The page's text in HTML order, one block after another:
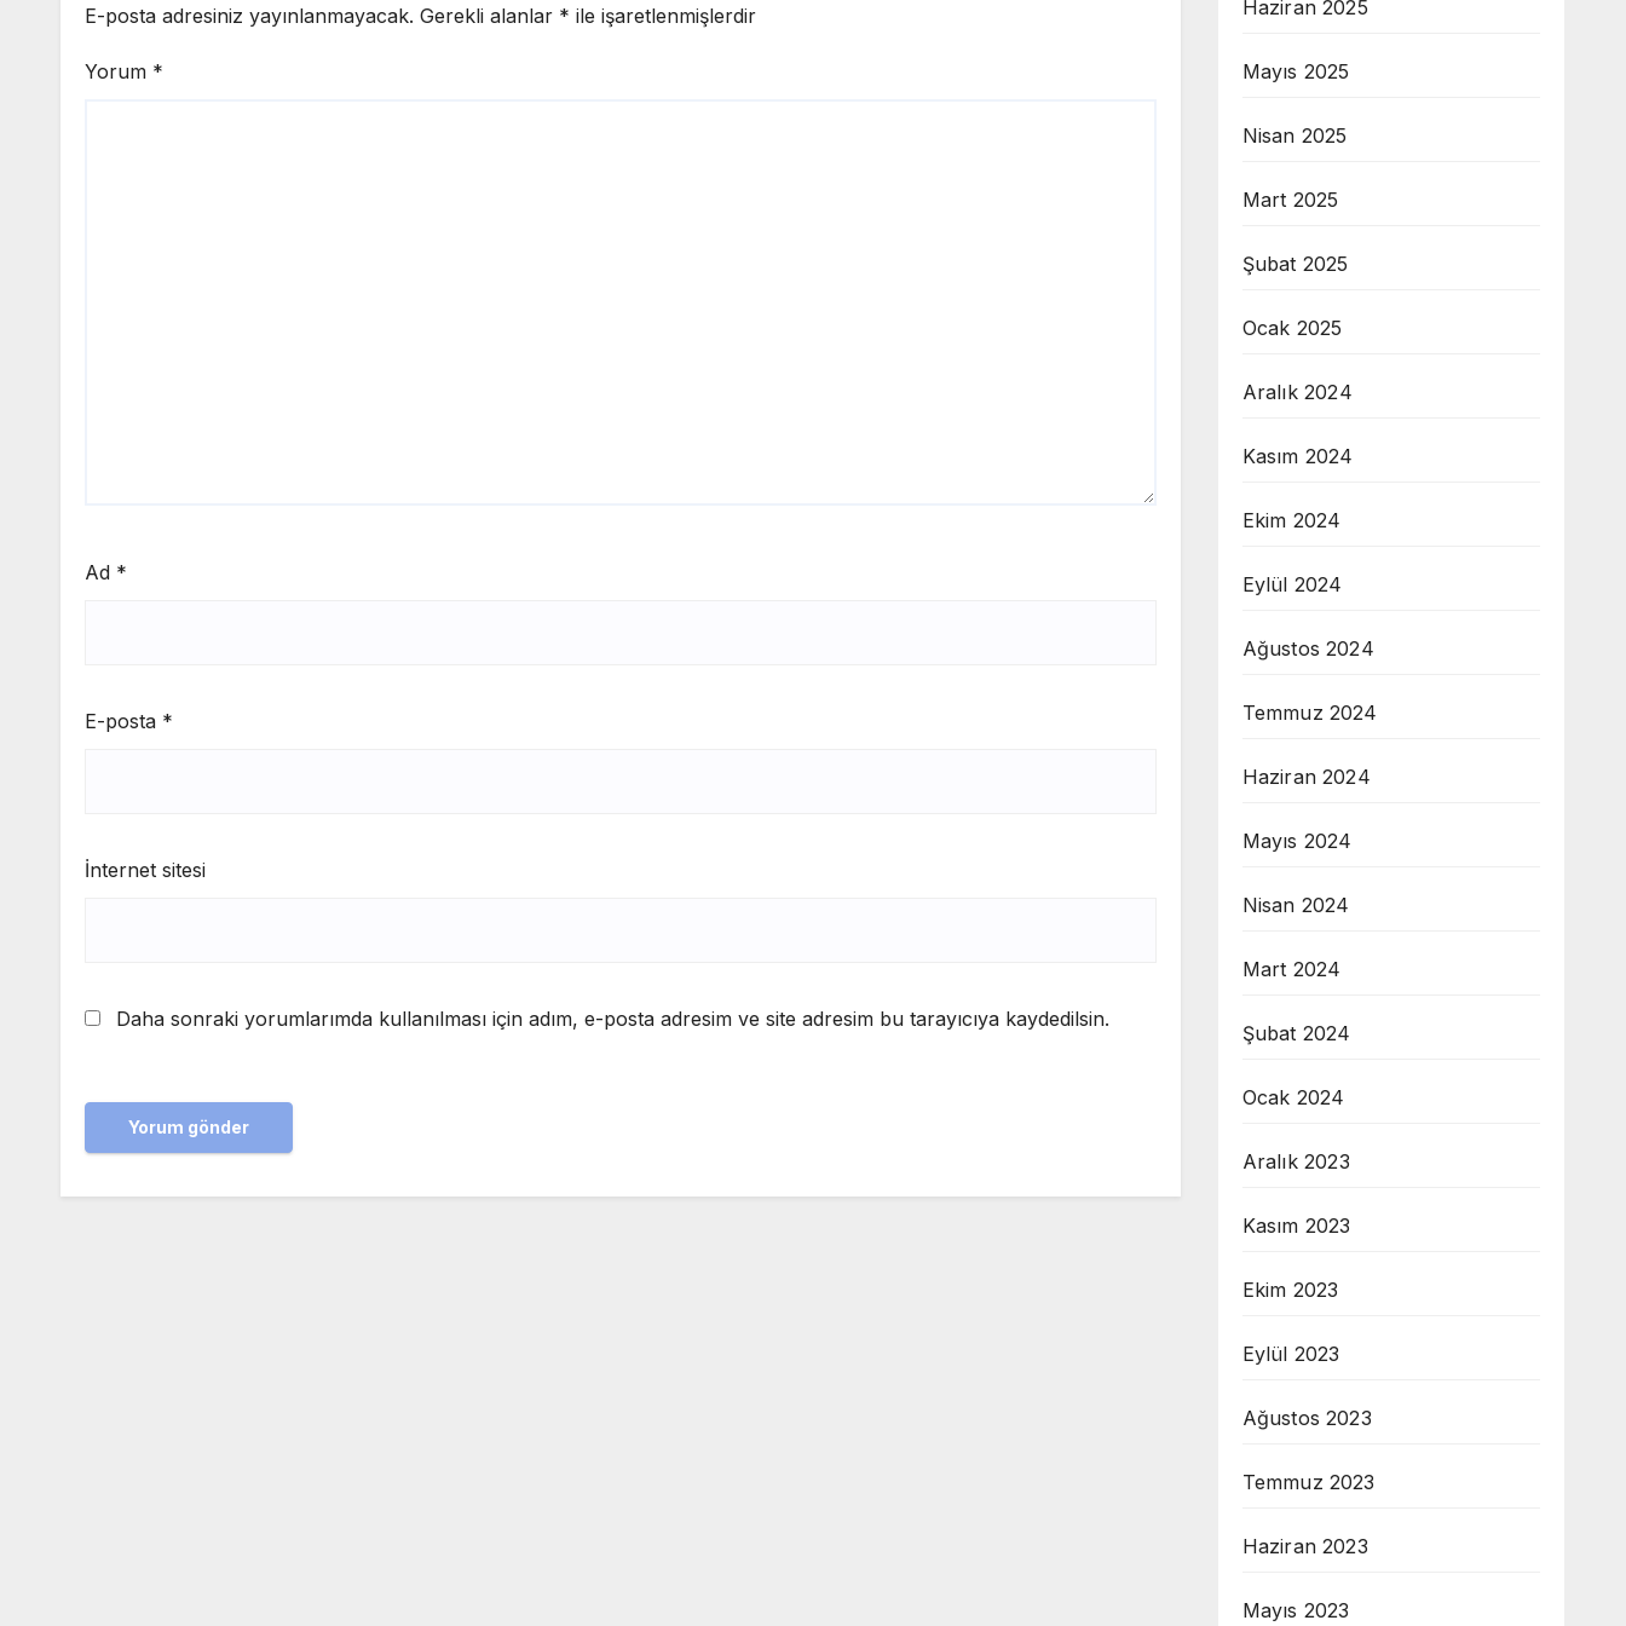
E-posta adresiniz yayınlanmayacak. Gerekli alanlar * ile işaretlenmişlerdir
Yorum *
Ad *
E-posta *
İnternet sitesi
Daha sonraki yorumlarımda kullanılması için adım, e-posta adresim ve site adresim bu tarayıcıya kaydedilsin.
Haziran 2025
Mayıs 2025
Nisan 2025
Mart 2025
Şubat 2025
Ocak 2025
Aralık 2024
Kasım 2024
Ekim 2024
Eylül 2024
Ağustos 2024
Temmuz 2024
Haziran 2024
Mayıs 2024
Nisan 2024
Mart 2024
Şubat 2024
Ocak 2024
Aralık 2023
Kasım 2023
Ekim 2023
Eylül 2023
Ağustos 2023
Temmuz 2023
Haziran 2023
Mayıs 2023